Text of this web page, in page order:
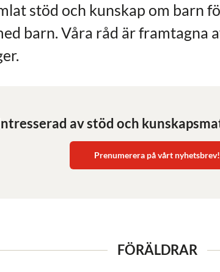
stöd och kunskap om barn
barn. Våra råd är framtagna
av stöd och
Prenumerera på vårt nyhetsbrev!
FÖRÄLDRAR